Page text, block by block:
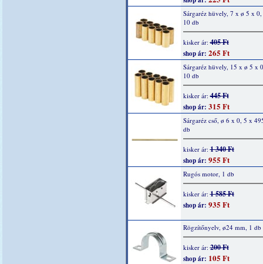
Sárgaréz hüvely, 7 x ø 5 x
10 db
kisker ár:405 Ft
shop ár: 265 Ft
Sárgaréz hüvely, 15 x ø 5 x
10 db
kisker ár:445 Ft
shop ár: 315 Ft
Sárgaréz cső, ø 6 x 0, 5 x
db
kisker ár:1 340 Ft
shop ár: 955 Ft
Rugós motor, 1 db
kisker ár:1 585 Ft
shop ár: 935 Ft
Rögzítőnyelv, ø24 mm, 1 db
kisker ár:200 Ft
shop ár: 105 Ft